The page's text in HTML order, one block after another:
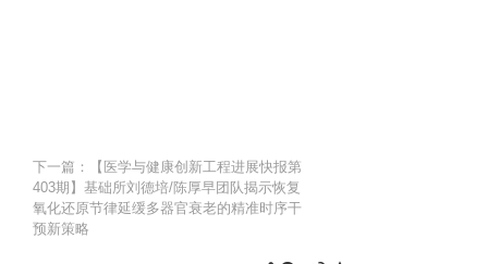
下一篇：【医学与健康创新工程进展快报第
403期】基础所刘德培/陈厚早团队揭示恢复
氧化还原节律延缓多器官衰老的精准时序干
预新策略